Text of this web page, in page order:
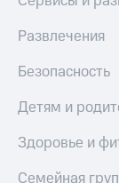
Развлечения
Безопасность
Детям и
Здоровье и
Семейная